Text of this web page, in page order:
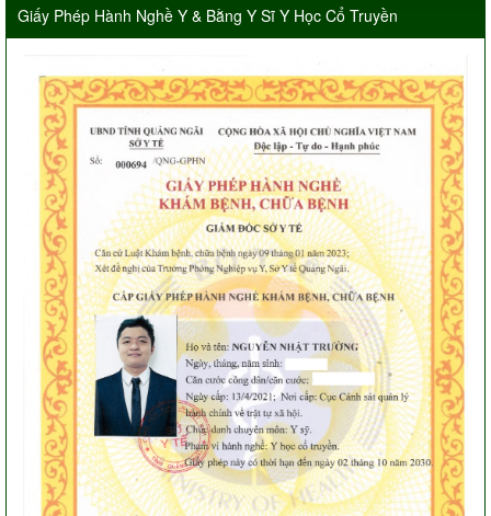
Giấy Phép Hành Nghề Y & Bằng Y Sĩ Y Học Cổ Truyền